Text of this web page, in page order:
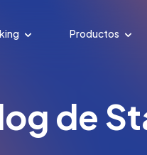
Productos
de